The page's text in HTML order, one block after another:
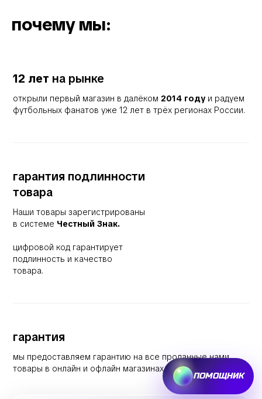
ПОМОЩНИК
почему мы:
12 лет на рынке
открыли первый магазин в далёком2014 году и радуем
футбольных фанатов уже 12 лет в трёх регионах России.
гарантия подлинности
товара
Наши товары зарегистрированы
в системе Честный Знак.
цифровой код гарантирует
подлинность и качество
товара.
гарантия
мы предоставляем гарантию на все проданные нами
товары в онлайн и офлайн магазинах.